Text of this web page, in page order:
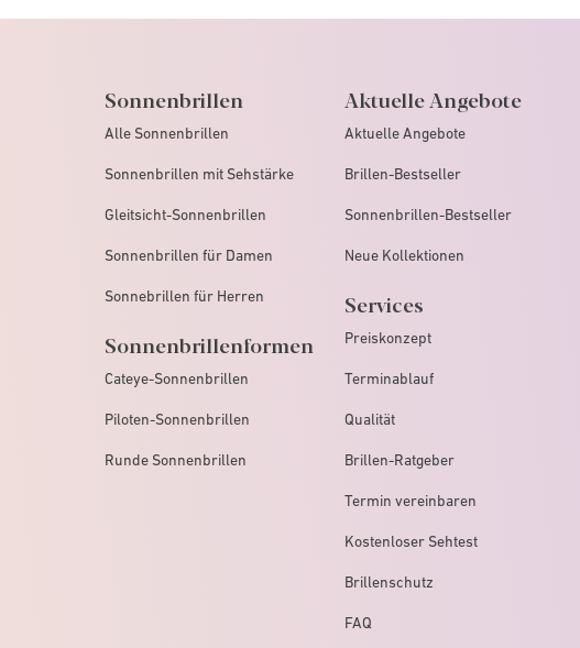
Sonnenbrillen
Alle Sonnenbrillen
Sonnenbrillen mit Sehstärke
Gleitsicht-Sonnenbrillen
Sonnenbrillen für Damen
Sonnebrillen für Herren
Sonnenbrillenformen
Cateye-Sonnenbrillen
Piloten-Sonnenbrillen
Runde Sonnenbrillen
Aktuelle Angebote
Aktuelle Angebote
Brillen-Bestseller
Sonnenbrillen-Bestseller
Neue Kollektionen
Services
Preiskonzept
Terminablauf
Qualität
Brillen-Ratgeber
Termin vereinbaren
Kostenloser Sehtest
Brillenschutz
FAQ